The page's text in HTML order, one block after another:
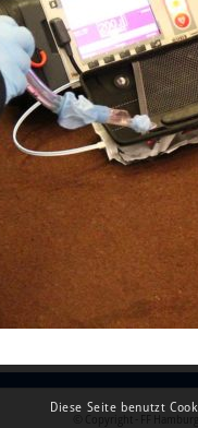
© Copyright - FF
Diese Seite benutzt